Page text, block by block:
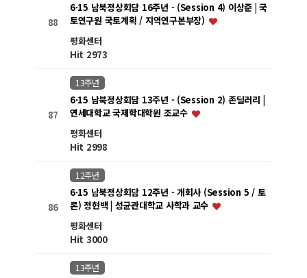
88
6·15 남북정상회담 16주년 - (Session 4) 이상준 | 국
토연구원 국토계획 / 지역연구본부장)
평화센터
Hit 2973
87
13주년
6·15 남북정상회담 13주년 - (Session 2) 존딜러리 |
연세대학교 국제학대학원 조교수
평화센터
Hit 2998
86
12주년
6·15 남북정상회담 12주년 - 개회사 (Session 5 / 토
론) 정현백 | 성균관대학교 사학과 교수
평화센터
Hit 3000
13주년